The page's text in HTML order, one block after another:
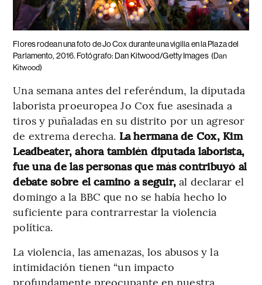
Flores rodean una foto de Jo Cox durante una vigilia en la Plaza del
Parlamento, 2016. Fotógrafo: Dan Kitwood/Getty Images (Dan
Kitwood)
Una semana antes del referéndum, la diputada
laborista proeuropea Jo Cox fue asesinada a
tiros y puñaladas en su distrito por un agresor
de extrema derecha. La hermana de Cox, Kim
Leadbeater, ahora también diputada laborista,
fue una de las personas que más contribuyó al
debate sobre el camino a seguir,al declarar el
domingo a la BBC que no se había hecho lo
suficiente para contrarrestar la violencia
política.
La violencia, las amenazas, los abusos y la
intimidación tienen “un impacto
profundamente preocupante en nuestra